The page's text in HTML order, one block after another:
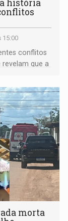
história
15:00
conflitos
que a
morta